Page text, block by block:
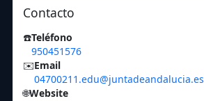
Contacto
☎️Teléfono
950451576
✉️Email
04700211.edu@juntadeandalucia.es
🌐Website